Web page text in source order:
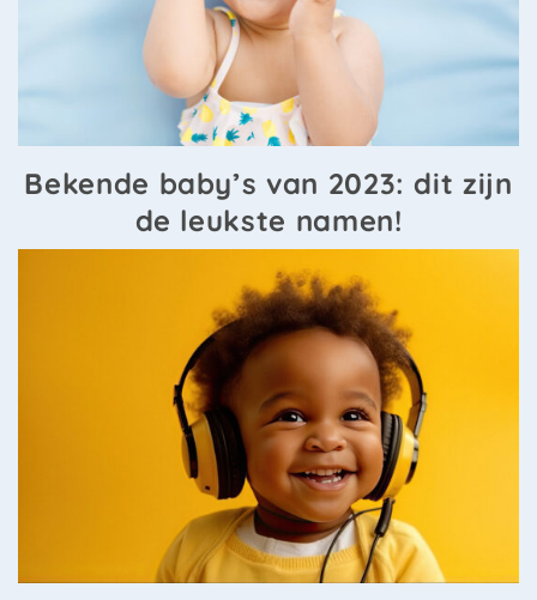
Bekende baby’s van 2023: dit zijn
de leukste namen!